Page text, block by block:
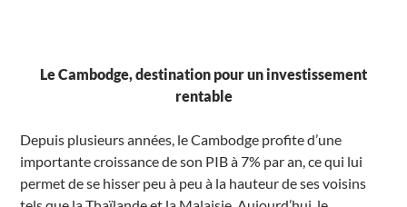
Le Cambodge, destination pour un investissement
rentable
Depuis plusieurs années, le Cambodge profite d’une
importante croissance de son PIB à 7% par an, ce qui lui
permet de se hisser peu à peu à la hauteur de ses voisins